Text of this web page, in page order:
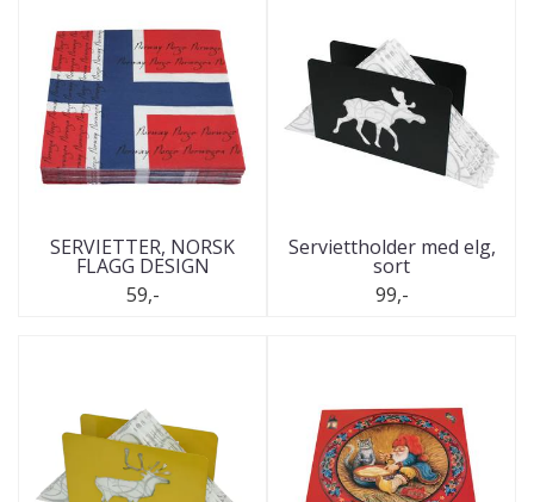
SERVIETTER, NORSK
FLAGG DESIGN
59,-
Serviettholder med elg,
sort
99,-